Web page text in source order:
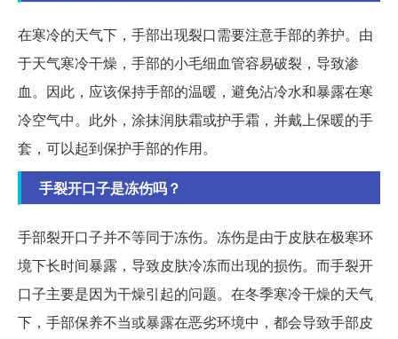
在寒冷的天气下，手部出现裂口需要注意手部的养护。由
于天气寒冷干燥，手部的小毛细血管容易破裂，导致渗
血。因此，应该保持手部的温暖，避免沾冷水和暴露在寒
冷空气中。此外，涂抹润肤霜或护手霜，并戴上保暖的手
套，可以起到保护手部的作用。
手裂开口子是冻伤吗？
手部裂开口子并不等同于冻伤。冻伤是由于皮肤在极寒环
境下长时间暴露，导致皮肤冷冻而出现的损伤。而手裂开
口子主要是因为干燥引起的问题。在冬季寒冷干燥的天气
下，手部保养不当或暴露在恶劣环境中，都会导致手部皮